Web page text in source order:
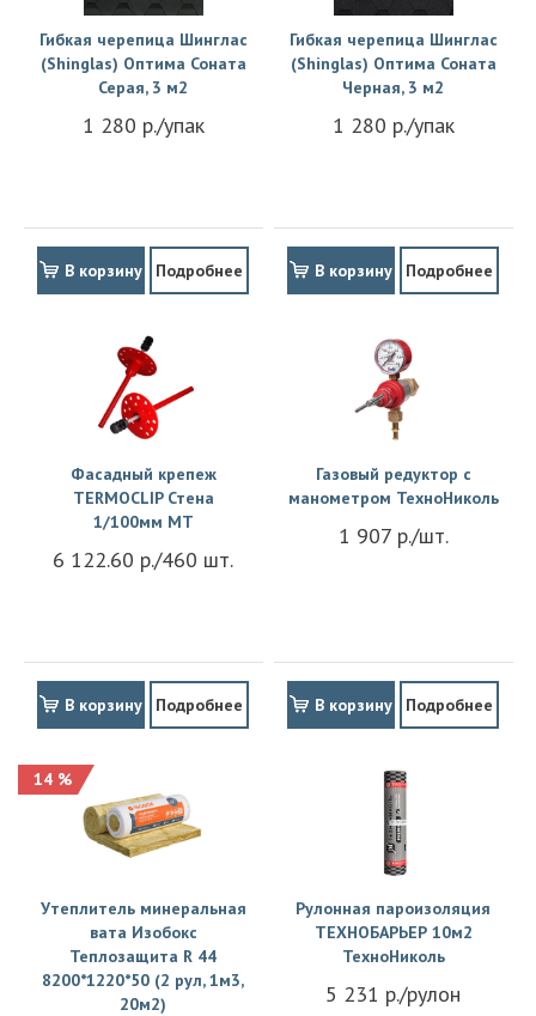
Гибкая черепица Шинглас
(Shinglas) Оптима Соната
Серая, 3 м2
1 280 р./упак
В корзину Подробнее
Гибкая черепица Шинглас
(Shinglas) Оптима Соната
Черная, 3 м2
1 280 р./упак
В корзину Подробнее
Фасадный крепеж
TERMOCLIP Стена
1/100мм MT
6 122.60 р./460 шт.
В корзину Подробнее
Газовый редуктор с
манометром ТехноНиколь
1 907 р./шт.
В корзину Подробнее
14 %
Утеплитель минеральная
вата Изобокс
Теплозащита R 44
8200*1220*50 (2 рул, 1м3,
20м2)
Рулонная пароизоляция
ТЕХНОБАРЬЕР 10м2
ТехноНиколь
5 231 р./рулон